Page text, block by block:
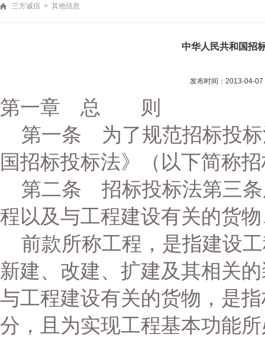
三方诚信 > 其他信息
中华人民共和国招
发布时间：2013-04-
第一章 总 则
第一条 为了规范招标投标
国招标投标法》（以下简称
第二条 招标投标法第三条
程以及与工程建设有关的货
前款所称工程，是指建设
新建、改建、扩建及其相关
与工程建设有关的货物，是
分，且为实现工程基本功能